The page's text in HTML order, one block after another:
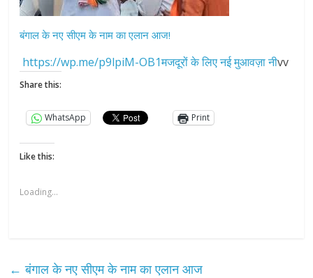
बंगाल के नए सीएम के नाम का एलान आज!
https://wp.me/p9lpiM-OB1मजदूरों के लिए नई मुआवज़ा नीvv
Share this:
WhatsApp Print
Like this:
Loading...
← बंगाल के नए सीएम के नाम का एलान आज